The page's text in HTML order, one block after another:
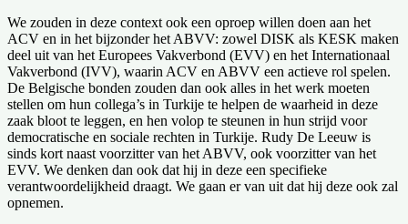
We zouden in deze context ook een oproep willen doen aan het
ACV en in het bijzonder het ABVV: zowel DISK als KESK maken
deel uit van het Europees Vakverbond (EVV) en het Internationaal
Vakverbond (IVV), waarin ACV en ABVV een actieve rol spelen.
De Belgische bonden zouden dan ook alles in het werk moeten
stellen om hun collega’s in Turkije te helpen de waarheid in deze
zaak bloot te leggen, en hen volop te steunen in hun strijd voor
democratische en sociale rechten in Turkije. Rudy De Leeuw is
sinds kort naast voorzitter van het ABVV, ook voorzitter van het
EVV. We denken dan ook dat hij in deze een specifieke
verantwoordelijkheid draagt. We gaan er van uit dat hij deze ook zal
opnemen.